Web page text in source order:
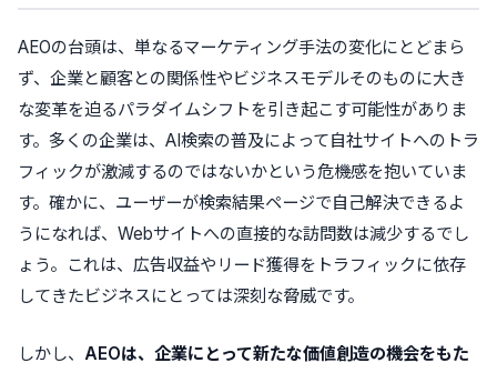
AEOの台頭は、単なるマーケティング手法の変化にとどまら
ず、企業と顧客との関係性やビジネスモデルそのものに大き
な変革を迫るパラダイムシフトを引き起こす可能性がありま
す。多くの企業は、AI検索の普及によって自社サイトへのトラ
フィックが激減するのではないかという危機感を抱いていま
す。確かに、ユーザーが検索結果ページで自己解決できるよ
うになれば、Webサイトへの直接的な訪問数は減少するでし
ょう。これは、広告収益やリード獲得をトラフィックに依存
してきたビジネスにとっては深刻な脅威です。
しかし、 AEOは、企業にとって新たな価値創造の機会をもた